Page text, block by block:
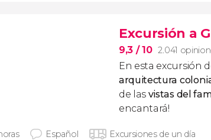
Excursión a
9,3 / 10 2.041
En esta excursión
arquitectura
de las vistas del
encantará!
Español Excursiones de un día